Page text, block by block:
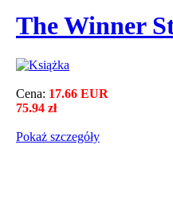
The Winner
Cena: 17.66 EUR
75.94 zł
Pokaż szczegόły